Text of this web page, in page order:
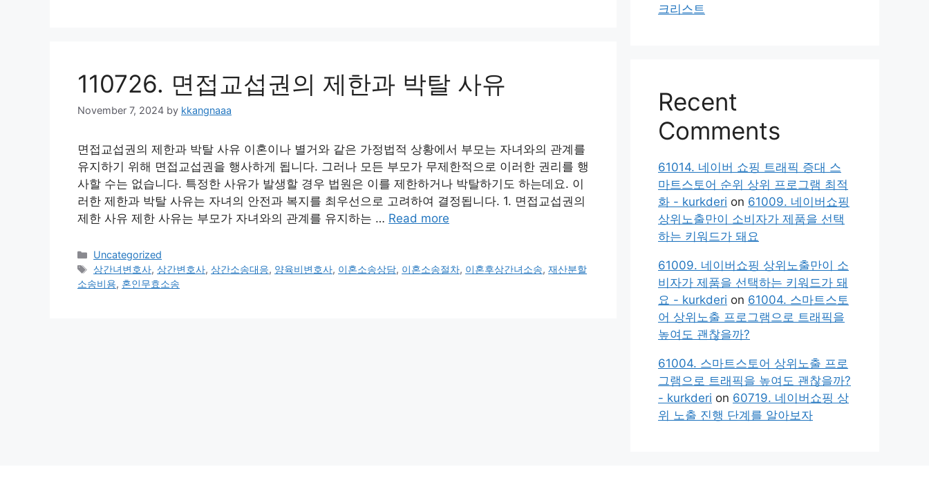
110726. 면접교섭권의 제한과 박탈 사유
November 7, 2024 by kkangnaaa
면접교섭권의 제한과 박탈 사유 이혼이나 별거와 같은 가정법적 상황에서 부모는 자녀와의 관계를
유지하기 위해 면접교섭권을 행사하게 됩니다. 그러나 모든 부모가 무제한적으로 이러한 권리를 행
사할 수는 없습니다. 특정한 사유가 발생할 경우 법원은 이를 제한하거나 박탈하기도 하는데요. 이
러한 제한과 박탈 사유는 자녀의 안전과 복지를 최우선으로 고려하여 결정됩니다. 1. 면접교섭권의
제한 사유 제한 사유는 부모가 자녀와의 관계를 유지하는 … Read more
Categories
Uncategorized
Tags
상간녀변호사,상간변호사,상간소송대응, 양육비변호사, 이혼소송상담, 이혼소송절차, 이혼후상간녀소송,재산분할
소송비용, 혼인무효소송
크리스트
Recent
Comments
61014. 네이버 쇼핑 트래픽 증대 스
마트스토어 순위 상위 프로그램 최적
화 - kurkderi on 61009. 네이버쇼핑
상위노출만이 소비자가 제품을 선택
하는 키워드가 돼요
61009. 네이버쇼핑 상위노출만이 소
비자가 제품을 선택하는 키워드가 돼
요 - kurkderi on 61004. 스마트스토
어 상위노출 프로그램으로 트래픽을
높여도 괜찮을까?
61004. 스마트스토어 상위노출 프로
그램으로 트래픽을 높여도 괜찮을까?
- kurkderi on 60719. 네이버쇼핑 상
위 노출 진행 단계를 알아보자